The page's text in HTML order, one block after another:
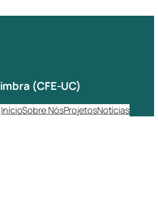
(CFE-UC)
InícioSobre NósProjetosNotícias